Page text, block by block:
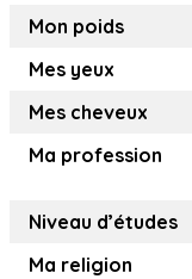
Mon poids
Mes yeux
Mes cheveux
Ma profession
Niveau d’études
Ma religion